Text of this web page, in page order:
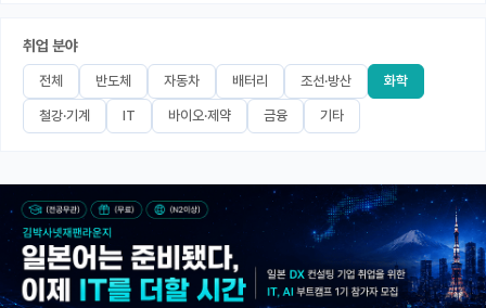
홍보 게시판
커리어
이벤트
반도체 아카데미
재팬라운지 🌸
취업 분야
전체 반도체 자동차 배터리 조선·방산 화학
철강·기계 IT 바이오·제약 금융 기타